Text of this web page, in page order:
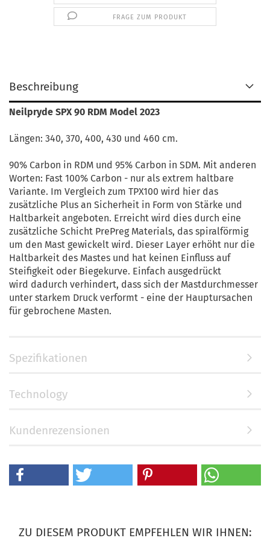
FRAGE ZUM PRODUKT
Beschreibung
Neilpryde SPX 90 RDM Model 2023
Längen: 340, 370, 400, 430 und 460 cm.
90% Carbon in RDM und 95% Carbon in SDM. Mit anderen
Worten: Fast 100% Carbon - nur als extrem haltbare
Variante. Im Vergleich zum TPX100 wird hier das
zusätzliche Plus an Sicherheit in Form von Stärke und
Haltbarkeit angeboten. Erreicht wird dies durch eine
zusätzliche Schicht PrePreg Materials, das spiralförmig
um den Mast gewickelt wird. Dieser Layer erhöht nur die
Haltbarkeit des Mastes und hat keinen Einfluss auf
Steifigkeit oder Biegekurve. Einfach ausgedrückt
wird dadurch verhindert, dass sich der Mastdurchmesser
unter starkem Druck verformt - eine der Hauptursachen
für gebrochene Masten.
Spezifikationen
Technology
Kundenrezensionen
ZU DIESEM PRODUKT EMPFEHLEN WIR IHNEN: